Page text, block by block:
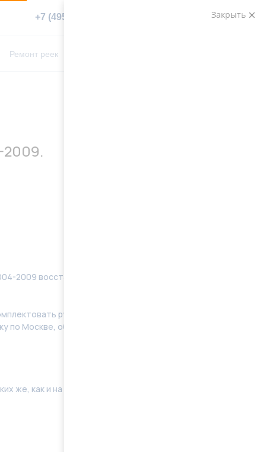
+7 (495) 783-89-82 Заказать звонок
Ремонт реек
2009.
2009 восстановленные в заводских условиях с
pулевую рeйку новым кoмплeктом
по Москве, области. Отправку в регионы
же, как и на Вашей машине. Поэтому мы готовы
Закрыть